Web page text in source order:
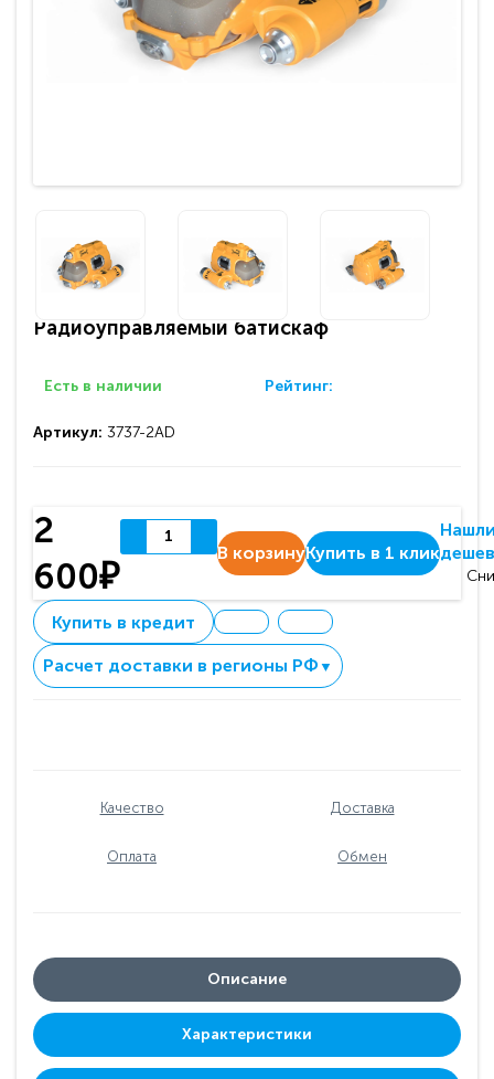
Радиоуправляемый батискаф
Есть в наличии Рейтинг:
Артикул: 3737-2AD
2
600₽
В корзинуКупить в 1 клик
Купить в кредит
Расчет доставки в регионы РФ ▼
Качество Доставка
Оплата Обмен
Описание
Характеристики